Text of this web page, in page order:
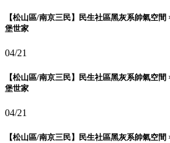
【松山區/南京三民】民生社區黑灰系帥氣空
堡世家
04/21
【松山區/南京三民】民生社區黑灰系帥氣空
堡世家
04/21
【松山區/南京三民】民生社區黑灰系帥氣空